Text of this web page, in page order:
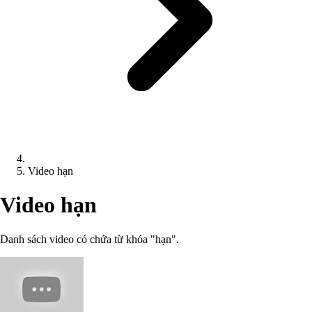
Video hạn
Video hạn
Danh sách video có chứa từ khóa "hạn".